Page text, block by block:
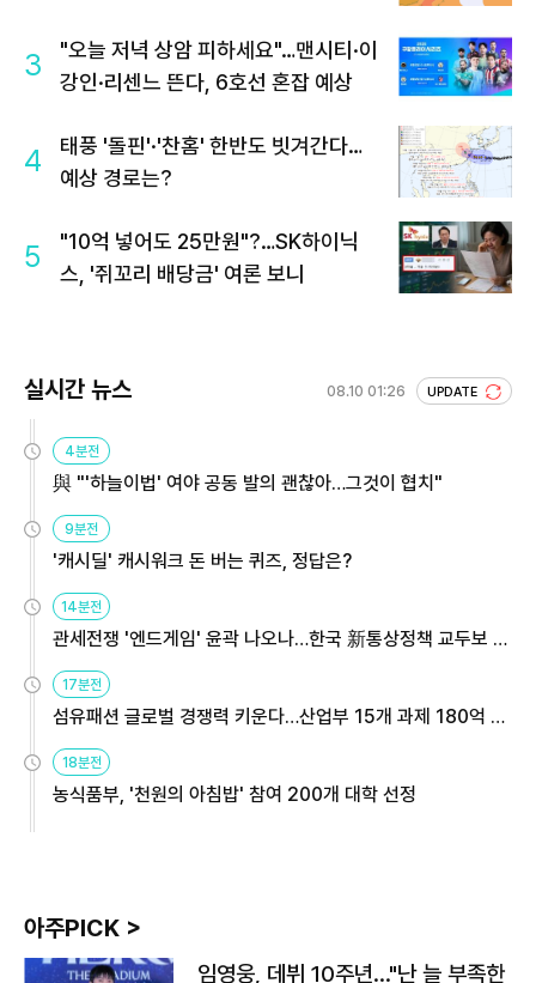
3
"오늘 저녁 상암 피하세요"…맨시티·이
강인·리센느 뜬다, 6호선 혼잡 예상
4
태풍 '돌핀'·'찬홈' 한반도 빗겨간다…
예상 경로는?
5
"10억 넣어도 25만원"?…SK하이닉
스, '쥐꼬리 배당금' 여론 보니
실시간 뉴스 08.10 01:26 UPDATE
4분전
與 "'하늘이법' 여야 공동 발의 괜찮아…그것이 협치"
9분전
'캐시딜' 캐시워크 돈 버는 퀴즈, 정답은?
14분전
관세전쟁 '엔드게임' 윤곽 나오나…한국 新통상정책 교두보 활
17분전
섬유패션 글로벌 경쟁력 키운다…산업부 15개 과제 180억 지
18분전
농식품부, '천원의 아침밥' 참여 200개 대학 선정
아주PICK >
임영웅, 데뷔 10주년…"난 늘 부족한